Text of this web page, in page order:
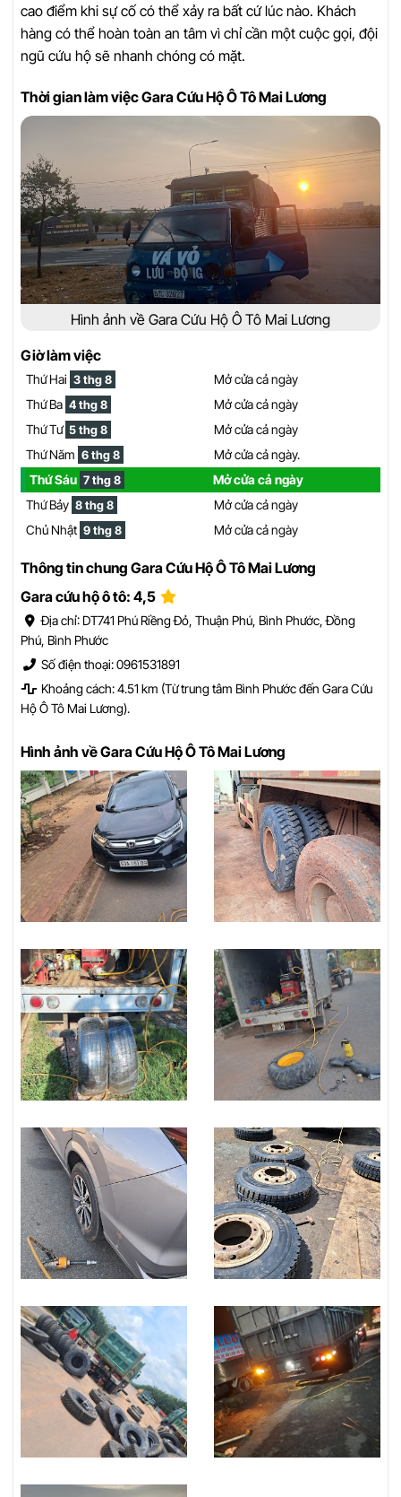
cao điểm khi sự cố có thể xảy ra bất cứ lúc nào. Khách
hàng có thể hoàn toàn an tâm vì chỉ cần một cuộc gọi, đội
ngũ cứu hộ sẽ nhanh chóng có mặt.
Thời gian làm việc Gara Cứu Hộ Ô Tô Mai Lương
Hình ảnh về Gara Cứu Hộ Ô Tô Mai Lương
Giờ làm việc
Thứ Hai 3 thg 8
Mở cửa cả ngày
Thứ Ba 4 thg 8
Mở cửa cả ngày
Thứ Tư 5 thg 8
Mở cửa cả ngày
Thứ Năm 6 thg 8
Mở cửa cả ngày.
Thứ Sáu 7 thg 8
Mở cửa cả ngày
Thứ Bảy 8 thg 8
Mở cửa cả ngày
Chủ Nhật 9 thg 8 Mở cửa cả ngày
Thông tin chung Gara Cứu Hộ Ô Tô Mai Lương
Gara cứu hộ ô tô: 4,5
Địa chỉ: DT741 Phú Riềng Đỏ, Thuận Phú, Bình Phước, Đồng
Phú, Bình Phước
Số điện thoại: 0961531891
Khoảng cách: 4.51 km (Từ trung tâm Bình Phước đến Gara Cứu
Hộ Ô Tô Mai Lương).
Hình ảnh về Gara Cứu Hộ Ô Tô Mai Lương